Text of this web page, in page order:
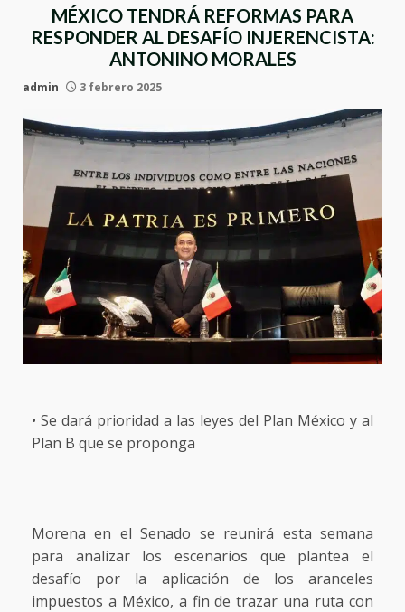
MÉXICO TENDRÁ REFORMAS PARA
RESPONDER AL DESAFÍO INJERENCISTA:
ANTONINO MORALES
admin 3 febrero 2025
• Se dará prioridad a las leyes del Plan México y al
Plan B que se proponga
Morena en el Senado se reunirá esta semana
para analizar los escenarios que plantea el
desafío por la aplicación de los aranceles
impuestos a México, a fin de trazar una ruta con